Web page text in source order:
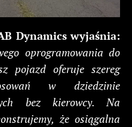
Dynamics wyjaśnia:
oprogramowania do
pojazd oferuje szereg
w dziedzinie
bez kierowcy. Na
że osiągalna